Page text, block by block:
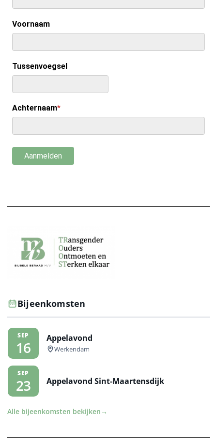
Bijeenkomsten
SEP
16
Appelavond
Werkendam
SEP
23 Appelavond Sint-Maartensdijk
Alle bijeenkomsten bekijken →